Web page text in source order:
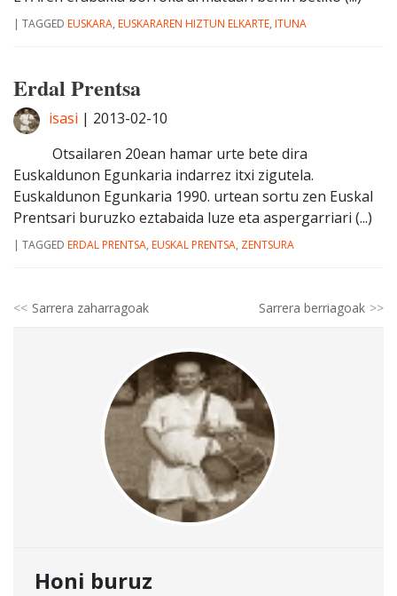
| TAGGED EUSKARA, EUSKARAREN HIZTUN ELKARTE, ITUNA
Erdal Prentsa
isasi | 2013-02-10
Otsailaren 20ean hamar urte bete dira
Euskaldunon Egunkaria indarrez itxi zigutela.
Euskaldunon Egunkaria 1990. urtean sortu zen Euskal
Prentsari buruzko eztabaida luze eta aspergarriari (...)
| TAGGED ERDAL PRENTSA, EUSKAL PRENTSA, ZENTSURA
Sarrera zaharragoak Sarrera berriagoak
Honi buruz